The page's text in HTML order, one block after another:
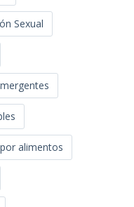
Sexual
alimentos